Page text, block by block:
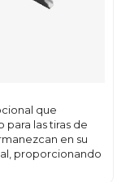
que
las tiras de
en su
proporcionando